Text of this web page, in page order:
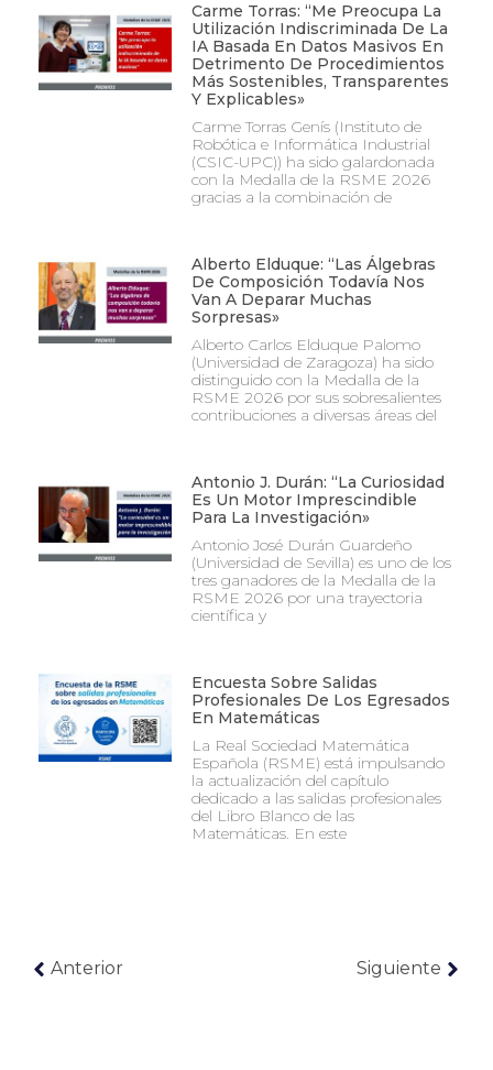
Carme Torras: “Me Preocupa La
Utilización Indiscriminada De La
IA Basada En Datos Masivos En
Detrimento De Procedimientos
Más Sostenibles, Transparentes
Y Explicables»
Carme Torras Genís (Instituto de
Robótica e Informática Industrial
(CSIC-UPC)) ha sido galardonada
con la Medalla de la RSME 2026
gracias a la combinación de
Alberto Elduque: “Las Álgebras
De Composición Todavía Nos
Van A Deparar Muchas
Sorpresas»
Alberto Carlos Elduque Palomo
(Universidad de Zaragoza) ha sido
distinguido con la Medalla de la
RSME 2026 por sus sobresalientes
contribuciones a diversas áreas del
Antonio J. Durán: “La Curiosidad
Es Un Motor Imprescindible
Para La Investigación»
Antonio José Durán Guardeño
(Universidad de Sevilla) es uno de los
tres ganadores de la Medalla de la
RSME 2026 por una trayectoria
científica y
Encuesta Sobre Salidas
Profesionales De Los Egresados
En Matemáticas
La Real Sociedad Matemática
Española (RSME) está impulsando
la actualización del capítulo
dedicado a las salidas profesionales
del Libro Blanco de las
Matemáticas. En este
Anterior Siguiente